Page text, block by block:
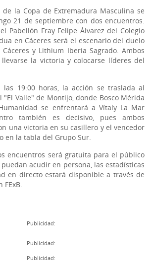
la Copa de Extremadura Masculina se
21 de septiembre con dos encuentros.
Pabellón Fray Felipe Álvarez del Colegio
en Cáceres será el escenario del duelo
y Lithium Iberia Sagrado. Ambos
la victoria y colocarse líderes del
19:00 horas, la acción se traslada al
"El Valle" de Montijo, donde Bosco Mérida
se enfrentará a Vítaly La Mar
también es decisivo, pues ambos
una victoria en su casillero y el vencedor
en la tabla del Grupo Sur.
encuentros será gratuita para el público
acudir en persona, las estadísticas
en directo estará disponible a través de
Publicidad:
Publicidad:
Publicidad: